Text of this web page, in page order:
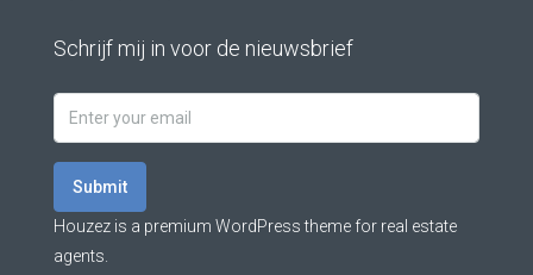
Schrijf mij in voor de nieuwsbrief
Submit
Houzez is a premium WordPress theme for real estate
agents.